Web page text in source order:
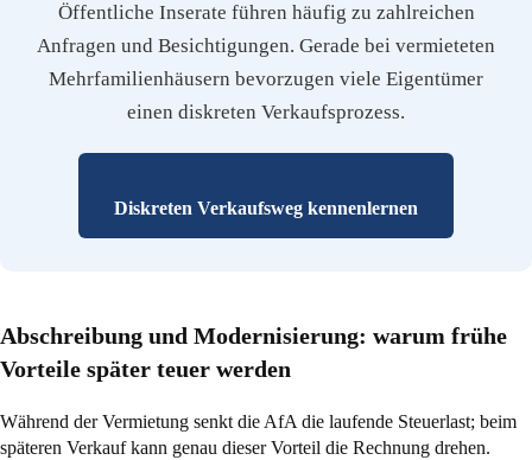
Öffentliche Inserate führen häufig zu zahlreichen
Anfragen und Besichtigungen. Gerade bei vermieteten
Mehrfamilienhäusern bevorzugen viele Eigentümer
einen diskreten Verkaufsprozess.
Diskreten Verkaufsweg kennenlernen
Abschreibung und Modernisierung: warum frühe
Vorteile später teuer werden
Während der Vermietung senkt die AfA die laufende Steuerlast; beim
späteren Verkauf kann genau dieser Vorteil die Rechnung drehen.